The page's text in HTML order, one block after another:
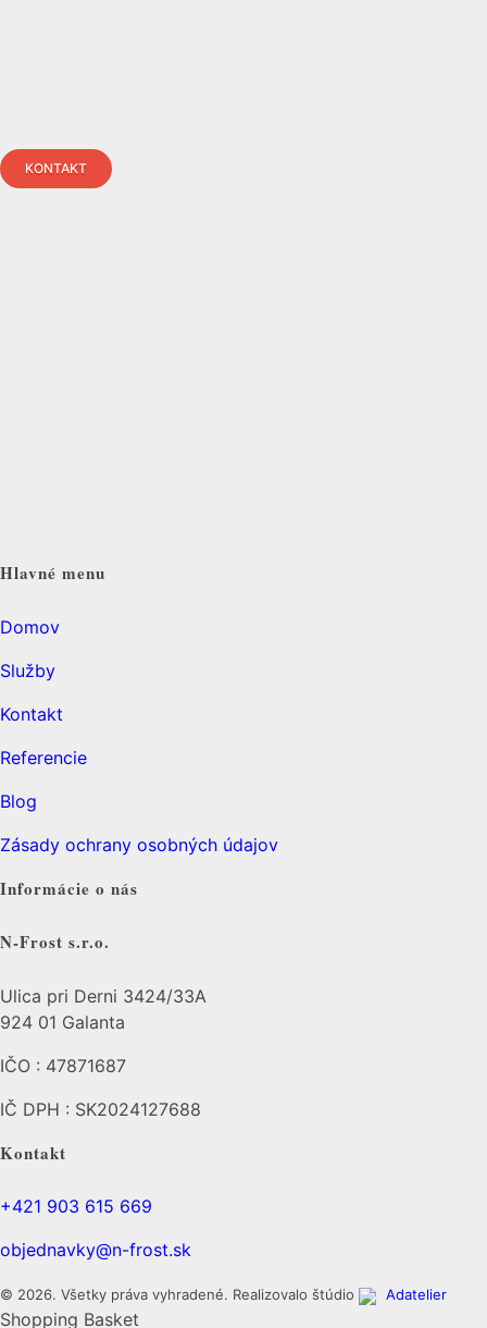
KONTAKT
Hlavné menu
Domov
Služby
Kontakt
Referencie
Blog
Zásady ochrany osobných údajov
Informácie o nás
N-Frost s.r.o.
Ulica pri Derni 3424/33A
924 01 Galanta
IČO : 47871687
IČ DPH : SK2024127688
Kontakt
+421 903 615 669
objednavky@n-frost.sk
© 2026. Všetky práva vyhradené. Realizovalo štúdio Adatelier
Shopping Basket